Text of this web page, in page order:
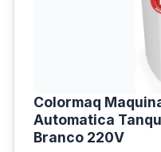
Colormaq
Automatica
Branco 220V